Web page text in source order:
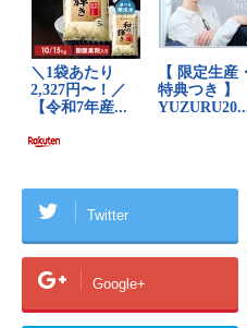
Twitter
Google+